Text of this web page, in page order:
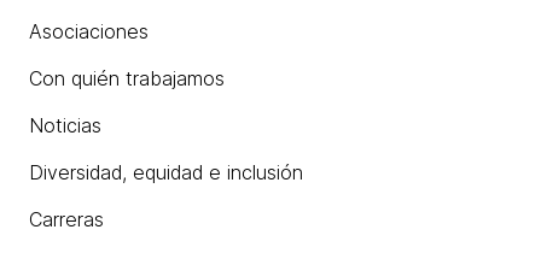
Asociaciones
Con quién trabajamos
Noticias
Diversidad, equidad e inclusión
Carreras